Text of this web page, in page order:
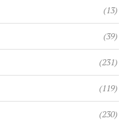
(13)
(39)
(231)
(119)
(230)